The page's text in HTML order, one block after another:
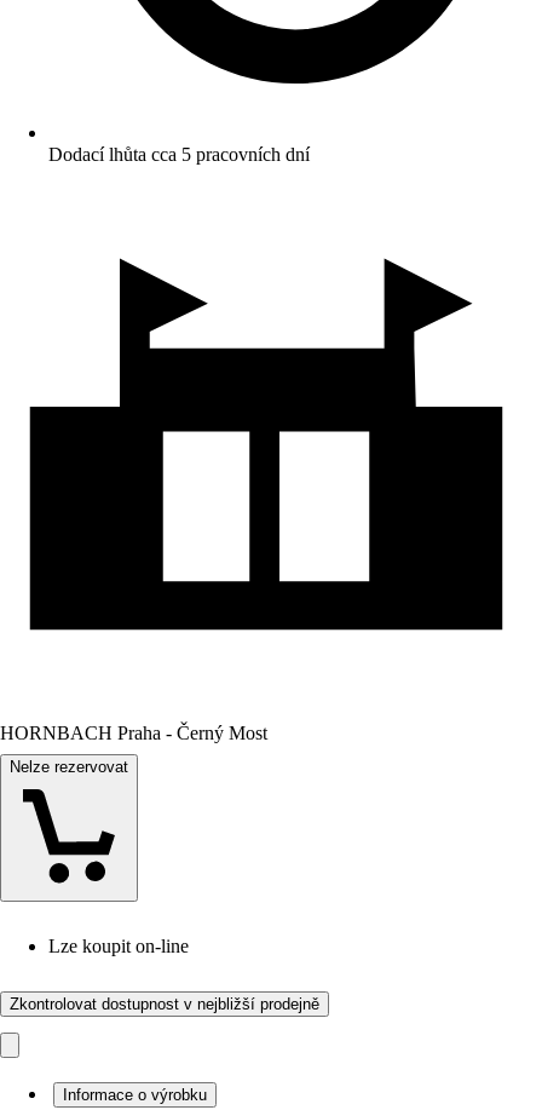
Dodací lhůta cca 5 pracovních dní
HORNBACH Praha - Černý Most
Nelze rezervovat
Lze koupit on-line
Zkontrolovat dostupnost v nejbližší prodejně
Informace o výrobku